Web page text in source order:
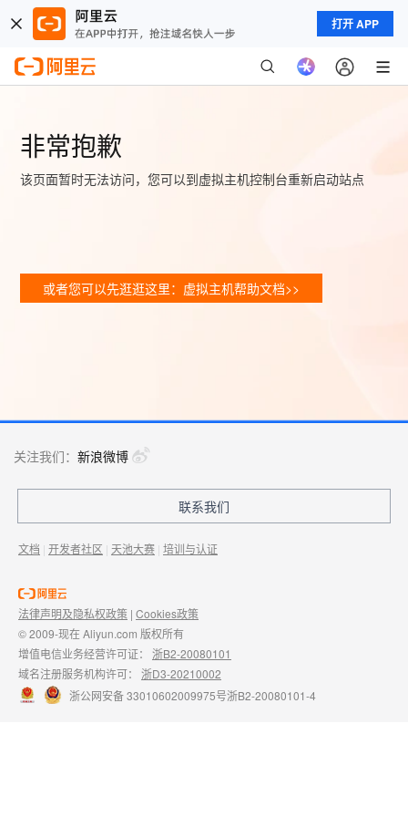
打开 APP
非常抱歉
该页面暂时无法访问，您可以到虚拟主机控制台重新启动站点
或者您可以先逛逛这里：虚拟主机帮助文档>>